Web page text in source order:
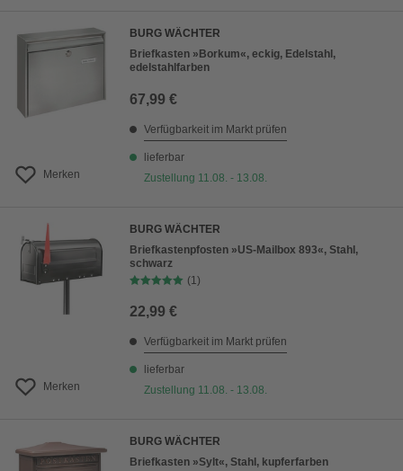
Merken
BURG WÄCHTER
Briefkasten »Borkum«, eckig, Edelstahl,
edelstahlfarben
67,99 €
Verfügbarkeit im Markt prüfen
lieferbar
Zustellung 11.08. - 13.08.
Merken
BURG WÄCHTER
Briefkastenpfosten »US-Mailbox 893«, Stahl,
schwarz
(1)
22,99 €
Verfügbarkeit im Markt prüfen
lieferbar
Zustellung 11.08. - 13.08.
BURG WÄCHTER
Briefkasten »Sylt«, Stahl, kupferfarben